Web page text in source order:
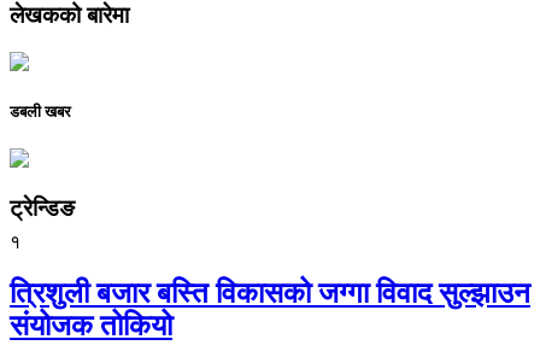
लेखकको बारेमा
डबली खबर
ट्रेन्डिङ
१
त्रिशुली बजार बस्ति विकासको जग्गा विवाद सुल्झाउन
संयोजक तोकियो